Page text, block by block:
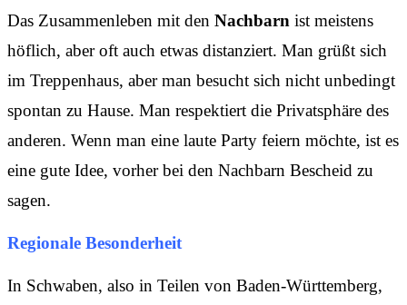
Das Zusammenleben mit den Nachbarn ist meistens
höflich, aber oft auch etwas distanziert. Man grüßt sich
im Treppenhaus, aber man besucht sich nicht unbedingt
spontan zu Hause. Man respektiert die Privatsphäre des
anderen. Wenn man eine laute Party feiern möchte, ist es
eine gute Idee, vorher bei den Nachbarn Bescheid zu
sagen.
Regionale Besonderheit
In Schwaben, also in Teilen von Baden-Württemberg,